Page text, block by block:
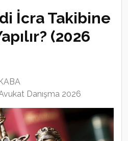
İcra Takibine
(2026
Danışma 2026